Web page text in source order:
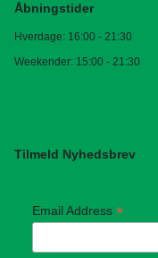
Åbningstider
Hverdage: 16:00 - 21:30
Weekender: 15:00 - 21:30
Tilmeld Nyhedsbrev
Email Address *